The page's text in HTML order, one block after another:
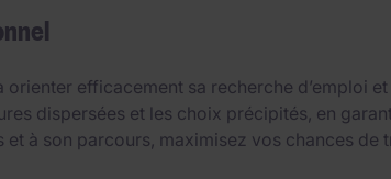
efficacement sa recherche d’emploi et
dispersées et les choix précipités, en
et à son parcours, maximisez vos chances